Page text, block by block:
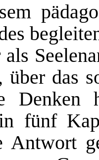
über das
fünf
Antwort